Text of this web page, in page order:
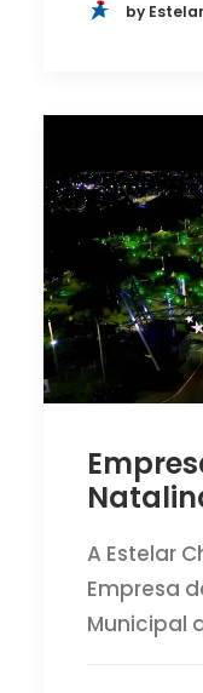
by Estelar
A Estelar
Empresa
Municipal